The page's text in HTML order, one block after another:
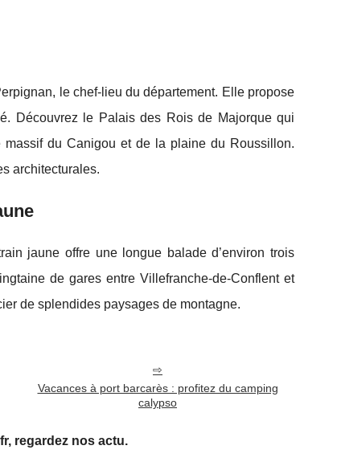
le chef-lieu du département. Elle propose
Découvrez le Palais des Rois de Majorque qui
du Canigou et de la plaine du Roussillon.
architecturales.
jaune offre une longue balade d’environ trois
de gares entre Villefranche-de-Conflent et
de splendides paysages de montagne.
Vacances à port barcarès : profitez du camping
calypso
regardez nos actu.